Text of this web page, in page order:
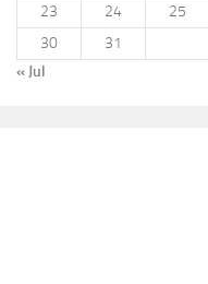
23
24 25
30
31
« Jul